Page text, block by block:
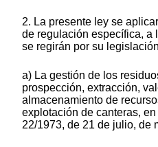
2. La presente ley se
de regulación específica, a
se regirán por su
a) La gestión de los
prospección, extracción,
almacenamiento de
explotación de canteras,
22/1973, de 21 de julio, de